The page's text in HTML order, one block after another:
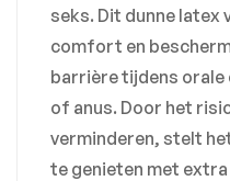
seks. Dit dunne latex
comfort en
barrière tijdens orale
of anus. Door het
verminderen, stelt
te genieten met